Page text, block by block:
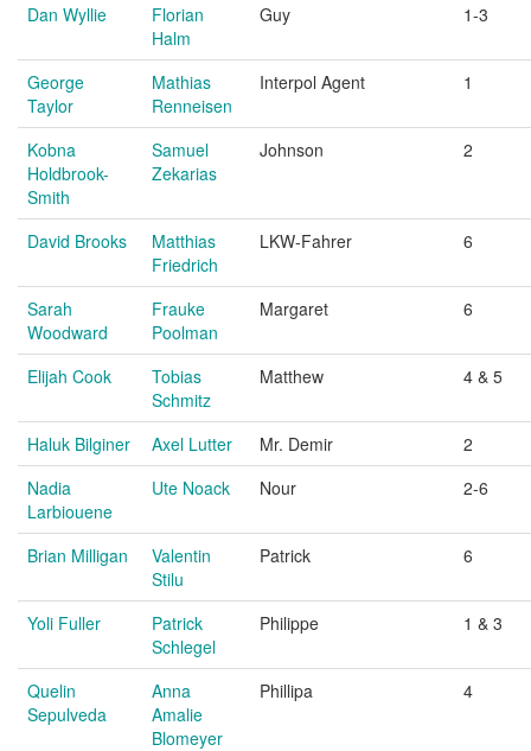
Dan Wyllie
Florian
Halm
Guy 1-3
George
Taylor
Mathias
Renneisen
Interpol Agent 1
Kobna
Holdbrook-
Smith
Samuel
Zekarias
Johnson 2
David Brooks
Matthias
Friedrich
LKW-Fahrer 6
Sarah
Woodward
Frauke
Poolman
Margaret 6
Elijah Cook
Tobias
Schmitz
Matthew 4 & 5
Haluk Bilginer Axel Lutter Mr. Demir
2
Nadia
Larbiouene
Ute Noack Nour 2-6
Brian Milligan
Valentin
Stilu
Patrick 6
Yoli Fuller
Patrick
Schlegel
Philippe 1 & 3
Quelin
Sepulveda
Anna
Amalie
Blomeyer
Phillipa 4